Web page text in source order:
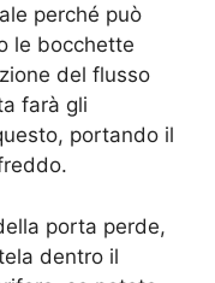
perché può
le bocchette
del flusso
farà gli
portando il
porta perde,
dentro il